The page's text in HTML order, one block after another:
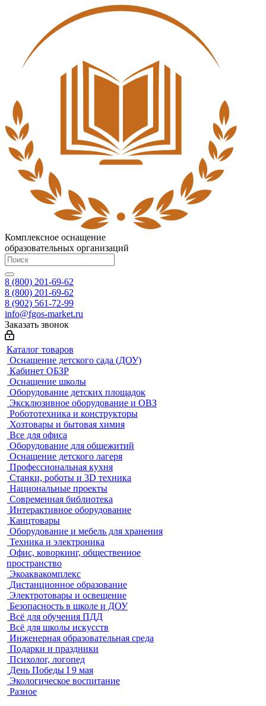
Комплексное оснащение
образовательных организаций
8 (800) 201-69-62
8 (800) 201-69-62
8 (902) 561-72-99
info@fgos-market.ru
Заказать звонок
Каталог товаров
Оснащение детского сада (ДОУ)
Кабинет ОБЗР
Оснащение школы
Оборудование детских площадок
Эксклюзивное оборудование и ОВЗ
Робототехника и конструкторы
Хозтовары и бытовая химия
Все для офиса
Оборудование для общежитий
Оснащение детского лагеря
Профессиональная кухня
Станки, роботы и 3D техника
Национальные проекты
Современная библиотека
Интерактивное оборудование
Канцтовары
Оборудование и мебель для хранения
Техника и электроника
Офис, коворкинг, общественное
пространство
Экоаквакомплекс
Дистанционное образование
Электротовары и освещение
Безопасность в школе и ДОУ
Всё для обучения ПДД
Всё для школы искусств
Инженерная образовательная среда
Подарки и праздники
Психолог, логопед
День Победы I 9 мая
Экологическое воспитание
Разное